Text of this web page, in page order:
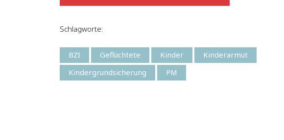
Schlagworte:
BZI Geflüchtete Kinder
Kinderarmut
Kindergrundsicherung
PM